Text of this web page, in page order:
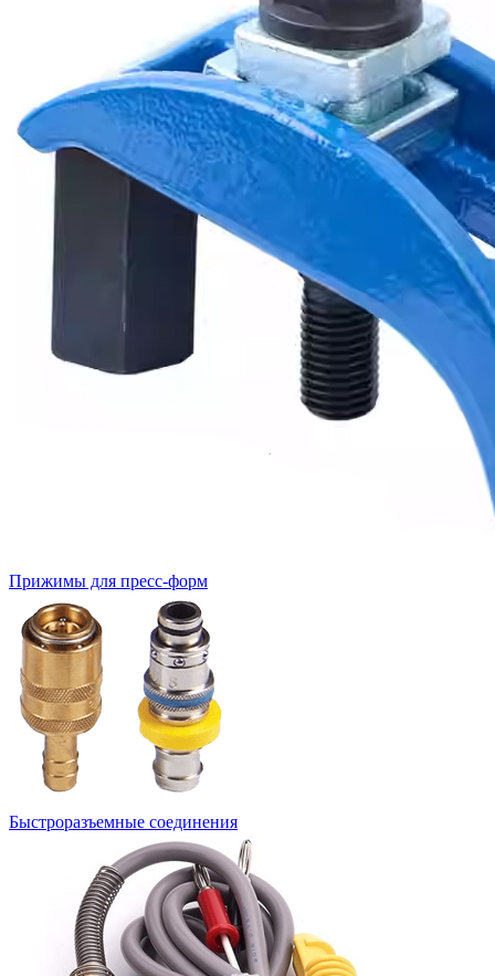
Прижимы для пресс-форм
Быстроразъемные соединения